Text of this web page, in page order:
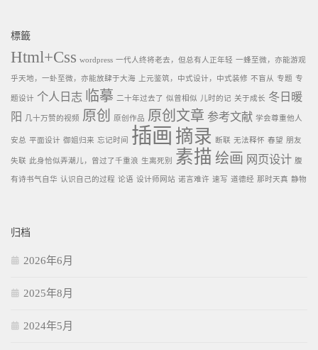
標籤
Html+Css wordpress 一代人终将老去，但总有人正年轻 一蜂至微，亦能游观
乎天地，一虲至微，亦能放肆于大海 上元鉴筑，中式设计，中式装修 不盲从 专题 专
题设计 个人日志 临摹 二十年过去了 似曾相似 儿时的记 关于成长 冬日暖
阳
几十万赞的视频 原创 原创作品 原创文章 参考文献 学会尊重他人
安总 平面设计 御姐归来 忘记时间 插画 摘录 断联 无法释怀 春望 朋友
失联 此身恰似弄潮儿，曾过了千重浪 生离死别 素描 绘画 网页设计 腹
有诗书气自华 认识自己的过程 论语 设计师网站 诺言难许 速写 道德经 那时天真 静物
归档
2026年6月
2025年8月
2024年5月